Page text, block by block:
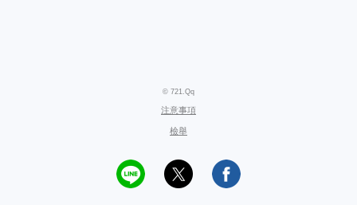
© 721.Qq
注意事項
檢舉